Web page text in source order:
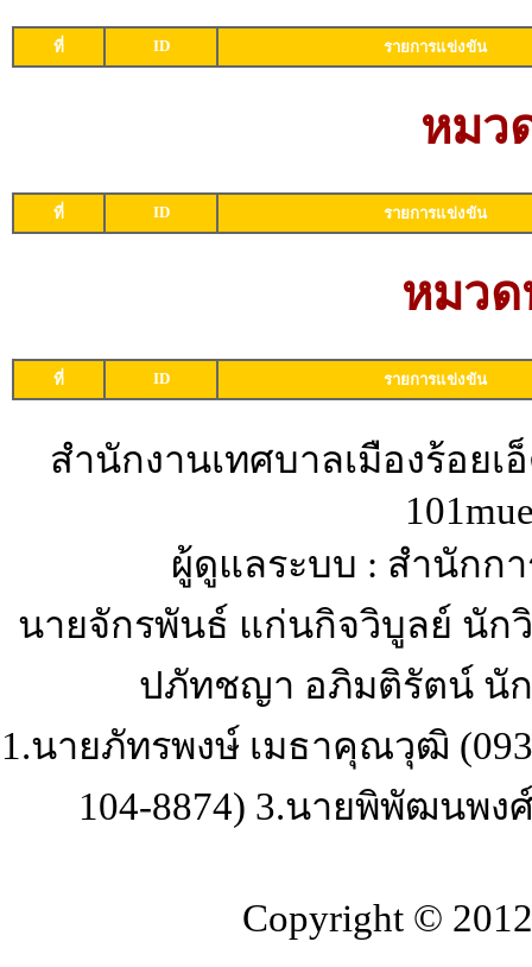
ที่ ID รายการแข่งขัน
หมว
ที่ ID รายการแข่งขัน
หมวด
ที่ ID รายการแข่งขัน
สำนักงานเทศบาลเมืองร้อยเ
ผู้ดูแลระบบ : สำนักก
นายจักรพันธ์ แก่นกิจวิบูลย์ นักวิ
ปภัทชญา อภิมติรัตน์ นัก
1.นายภัทรพงษ์ เมธาคุณวุฒิ
104-8874) 3.นายพิพัฒนพง
Copyright ©